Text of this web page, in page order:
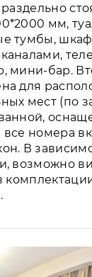
мм,
тумбы,
мини-бар.
для
мест (по
все номера
В
возможно